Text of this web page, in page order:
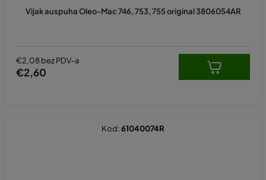
Vijak auspuha Oleo-Mac 746, 753, 755 original 3806054AR
€2,08 bez PDV-a
€2,60
Kod:61040074R